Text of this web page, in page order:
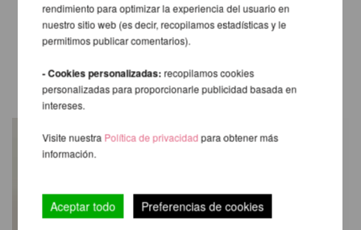
TAMBIÉN LE RECOMENDAMOS
LOS SIGUIENTES PRODUCTOS
rendimiento para optimizar la experiencia del usuario en
nuestro sitio web (es decir, recopilamos estadísticas y le
permitimos publicar comentarios).
- Cookies personalizadas: recopilamos cookies
personalizadas para proporcionarle publicidad basada en
intereses.
Visite nuestra Política de privacidadpara obtener más
información.
Aceptar todo Preferencias de cookies